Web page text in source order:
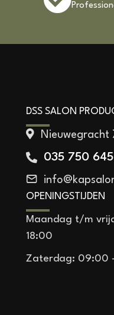
DSS SALON
Nieuwegracht
035 750
OPENINGSTIJDEN
Maandag t/m
18:00
Zaterdag: 09:00